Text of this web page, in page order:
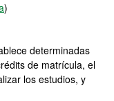
)
determinadas
de matrícula, el
los estudios, y